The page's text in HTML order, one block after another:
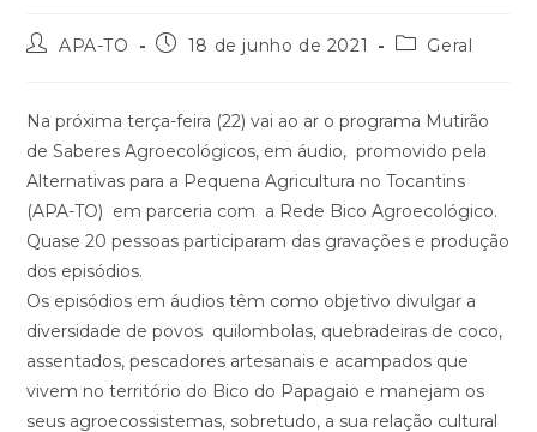
AutorAPA-TO
Post18 de junho de 2021
Categoria
Geral
Na próxima terça-feira (22) vai ao ar o programa Mutirão
de Saberes Agroecológicos, em áudio, promovido pela
Alternativas para a Pequena Agricultura no Tocantins
(APA-TO) em parceria com a Rede Bico Agroecológico.
Quase 20 pessoas participaram das gravações e produção
dos episódios.
Os episódios em áudios têm como objetivo divulgar a
diversidade de povos quilombolas, quebradeiras de coco,
assentados, pescadores artesanais e acampados que
vivem no território do Bico do Papagaio e manejam os
seus agroecossistemas, sobretudo, a sua relação cultural